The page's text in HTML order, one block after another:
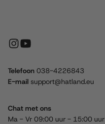
Telefoon 038-4226843
E-mail support@hatland.eu
Chat met ons
Ma - Vr 09:00 uur - 15:00 uur